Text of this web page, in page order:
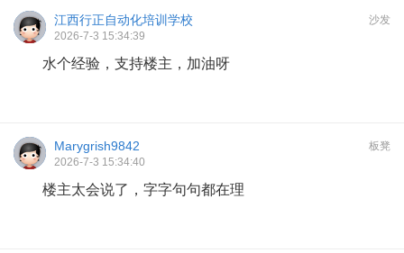
沙发
江西行正自动化培训学校
2026-7-3 15:34:39
水个经验，支持楼主，加油呀
板凳
Marygrish9842
2026-7-3 15:34:40
楼主太会说了，字字句句都在理